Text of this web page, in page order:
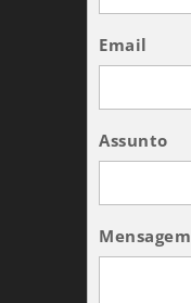
Email
Assunto
Mensagem